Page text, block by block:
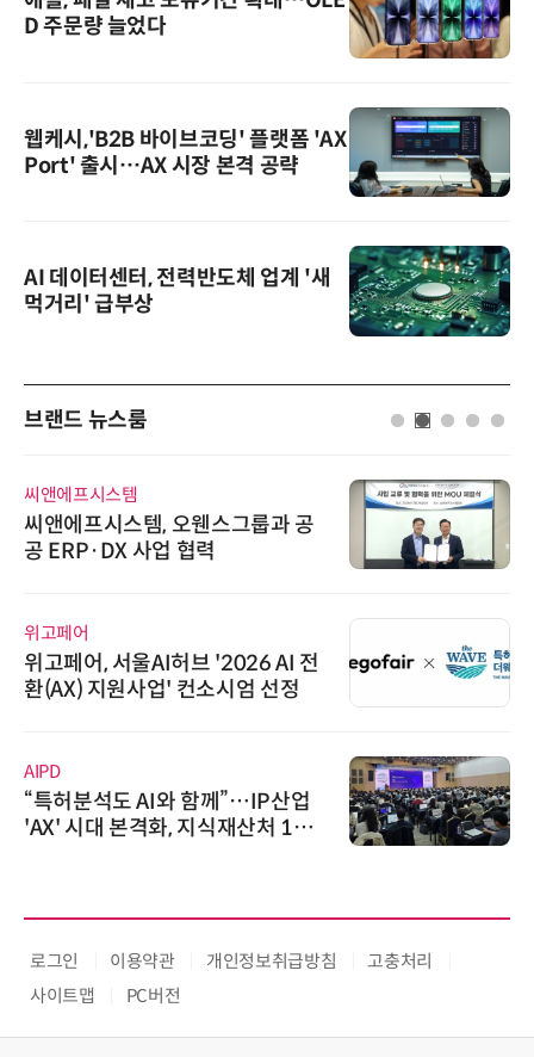
D 주문량 늘었다
웹케시,'B2B 바이브코딩' 플랫폼 'AX
Port' 출시…AX 시장 본격 공략
AI 데이터센터, 전력반도체 업계 '새
먹거리' 급부상
브랜드 뉴스룸
씨앤에프시스템
씨앤에프시스템, 오웬스그룹과 공
공 ERP·DX 사업 협력
위고페어
위고페어, 서울AI허브 '2026 AI 전
환(AX) 지원사업' 컨소시엄 선정
AIPD
“특허분석도 AI와 함께”…IP산업
'AX' 시대 본격화, 지식재산처 1호
로그인 이용약관 개인정보취급방침
고충처리
사이트맵
PC버전